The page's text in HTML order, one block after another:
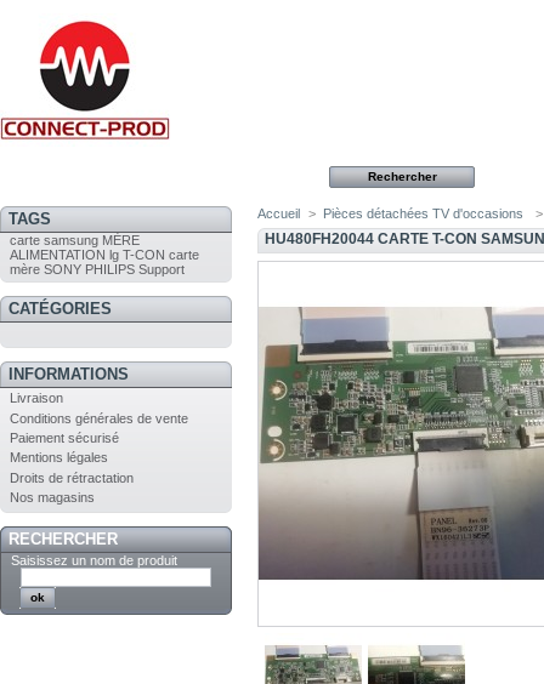
TAGS
carte samsung MÈRE
ALIMENTATION lg T-CON carte
mère SONY PHILIPS Support
CATÉGORIES
INFORMATIONS
Livraison
Conditions générales de vente
Paiement sécurisé
Mentions légales
Droits de rétractation
Nos magasins
RECHERCHER
Saisissez un nom de produit
Accueil > Pièces détachées TV d'occasions >
HU480FH20044 CARTE T-CON